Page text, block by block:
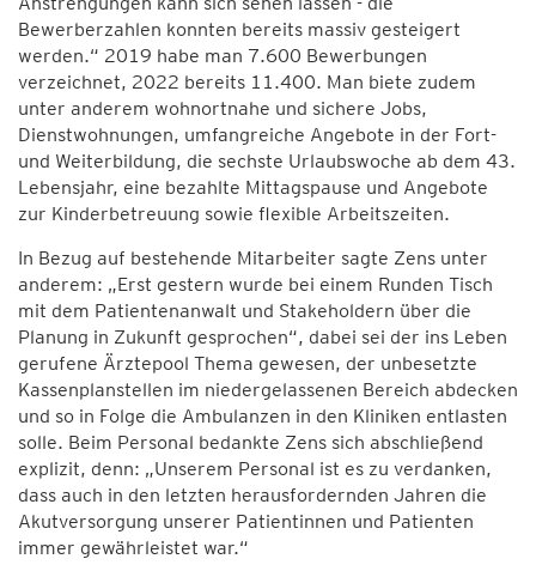
Bewerberzahlen konnten bereits massiv gesteigert
werden.“ 2019 habe man 7.600 Bewerbungen
verzeichnet, 2022 bereits 11.400. Man biete zudem
unter anderem wohnortnahe und sichere Jobs,
Dienstwohnungen, umfangreiche Angebote in der Fort-
und Weiterbildung, die sechste Urlaubswoche ab dem 43.
Lebensjahr, eine bezahlte Mittagspause und Angebote
zur Kinderbetreuung sowie flexible Arbeitszeiten.
In Bezug auf bestehende Mitarbeiter sagte Zens unter
anderem: „Erst gestern wurde bei einem Runden Tisch
mit dem Patientenanwalt und Stakeholdern über die
Planung in Zukunft gesprochen“, dabei sei der ins Leben
gerufene Ärztepool Thema gewesen, der unbesetzte
Kassenplanstellen im niedergelassenen Bereich abdecken
und so in Folge die Ambulanzen in den Kliniken entlasten
solle. Beim Personal bedankte Zens sich abschließend
explizit, denn: „Unserem Personal ist es zu verdanken,
dass auch in den letzten herausfordernden Jahren die
Akutversorgung unserer Patientinnen und Patienten
immer gewährleistet war.“